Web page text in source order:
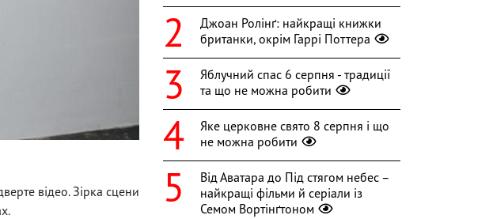
відео. Зірка сцени
Джоан Ролінґ: найкращі книжки
британки, окрім Гаррі Поттера
Яблучний спас 6 серпня - традиції
та що не можна робити
Яке церковне свято 8 серпня і що
не можна робити
Від Аватара до Під стягом небес –
найкращі фільми й серіали із
Семом Вортінґтоном